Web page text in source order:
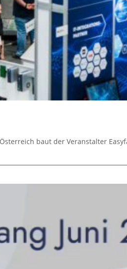
baut der Veranstalter